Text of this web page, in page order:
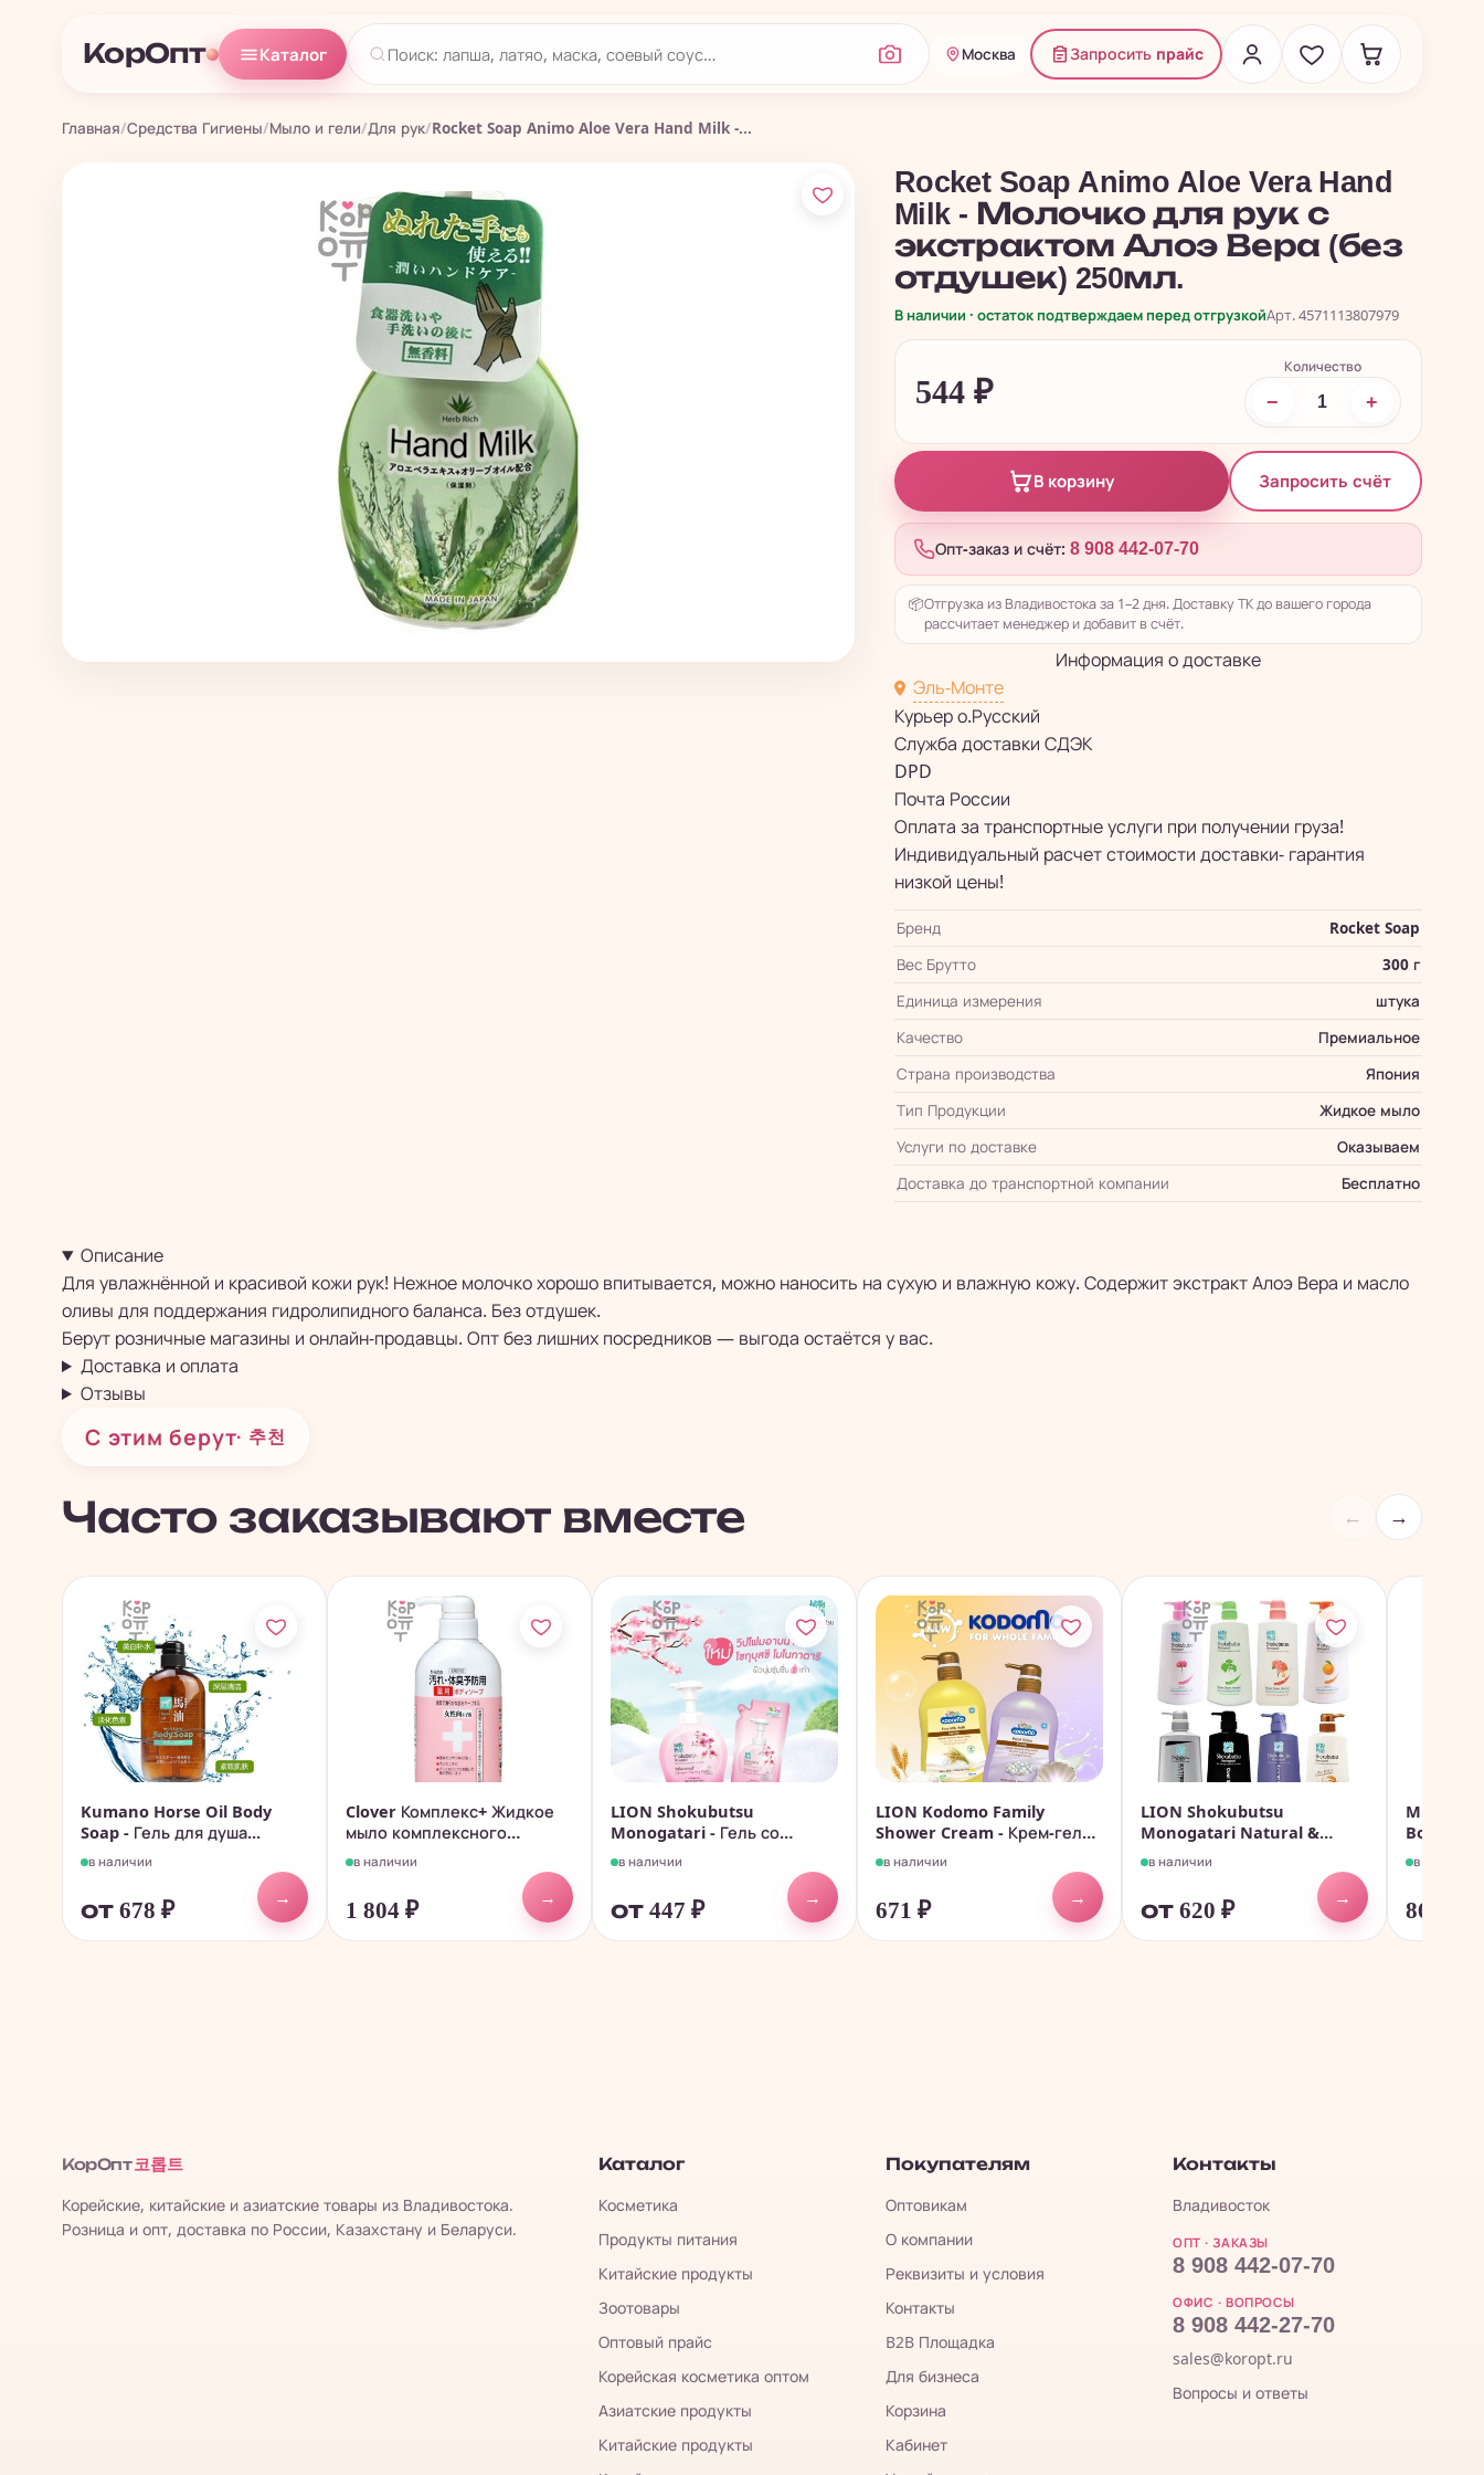
КорОпт Каталог Москва Запросить прайс
Главная/Средства Гигиены/Мыло и гели/Для рук/Rocket Soap Animo Aloe Vera Hand Milk -...
Rocket Soap Animo Aloe Vera Hand
Milk - Молочко для рук с
экстрактом Алоэ Вера (без
отдушек) 250мл.
В наличии · остаток подтверждаем перед отгрузкойАрт. 4571113807979
544 ₽
Количество
− +
В корзину Запросить счёт
Опт-заказ и счёт: 8 908 442-07-70
📦Отгрузка из Владивостока за 1–2 дня. Доставку ТК до вашего города
рассчитает менеджер и добавит в счёт.
Информация о доставке
Эль-Монте
Курьер о.Русский
Служба доставки СДЭК
DPD
Почта России
Оплата за транспортные услуги при получении груза!
Индивидуальный расчет стоимости доставки- гарантия
низкой цены!
Бренд
Rocket Soap
Вес Брутто
300 г
Единица измерения
штука
Качество
Премиальное
Страна производства
Япония
Тип Продукции
Жидкое мыло
Услуги по доставке
Оказываем
Доставка до транспортной компании
Бесплатно
Описание
Для увлажнённой и красивой кожи рук! Нежное молочко хорошо впитывается, можно наносить на сухую и влажную кожу. Содержит экстракт Алоэ Вера и масло
оливы для поддержания гидролипидного баланса. Без отдушек.
Берут розничные магазины и онлайн-продавцы. Опт без лишних посредников — выгода остаётся у вас.
Доставка и оплата
Отзывы
С этим берут· 추천
Часто заказывают вместе ← →
Kumano Horse Oil Body
Soap - Гель для душа...
в наличии
от 678 ₽
→
Clover Комплекс+ Жидкое
мыло комплексного
действия...
в наличии
1 804 ₽
→
LION Shokubutsu
Monogatari - Гель со
взбитой пеной...
в наличии
от 447 ₽
→
LION Kodomo Family
Shower Cream - Крем-гель
для...
в наличии
671 ₽
→
LION Shokubutsu
Monogatari Natural &
Healthy...
в наличии
от 620 ₽
→
Mitsuei
Body
в наличии
860
КорОпт 코롭트
Корейские, китайские и азиатские товары из Владивостока.
Розница и опт, доставка по России, Казахстану и Беларуси.
Каталог
Косметика
Продукты питания
Китайские продукты
Зоотовары
Оптовый прайс
Корейская косметика оптом
Азиатские продукты
Китайские продукты
Покупателям
Оптовикам
О компании
Реквизиты и условия
Контакты
B2B Площадка
Для бизнеса
Корзина
Кабинет
Контакты
Владивосток
ОПТ · ЗАКАЗЫ
8 908 442-07-70
ОФИС · ВОПРОСЫ
8 908 442-27-70
sales@koropt.ru
Вопросы и ответы